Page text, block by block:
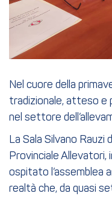
Nel cuore della
tradizionale, atteso e
nel settore
La Sala Silvano Rauzi
Provinciale Allevatori,
ospitato l’assemblea
realtà che, da quasi